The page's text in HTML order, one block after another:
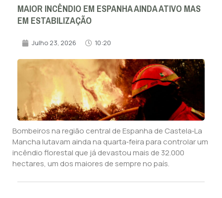
MAIOR INCÊNDIO EM ESPANHA AINDA ATIVO MAS
EM ESTABILIZAÇÃO
Julho 23, 2026 10:20
Bombeiros na região central de Espanha de Castela‑La
Mancha lutavam ainda na quarta‑feira para controlar um
incêndio florestal que já devastou mais de 32.000
hectares, um dos maiores de sempre no país.